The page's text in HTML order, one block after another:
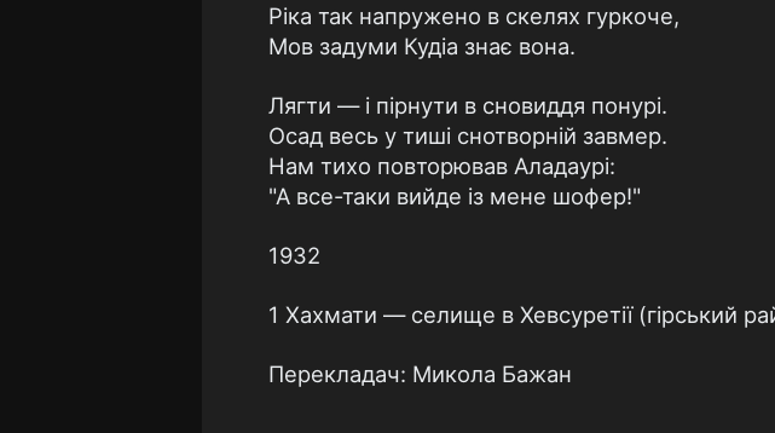
Ріка так напружено в скелях гуркоче,
Мов задуми Кудіа знає вона.
Лягти — і пірнути в сновиддя понурі.
Осад весь у тиші снотворній завмер.
Нам тихо повторював Аладаурі:
"А все-таки вийде із мене шофер!"
1932
1 Хахмати — селище в Хевсуретії (гірський
Перекладач: Микола Бажан